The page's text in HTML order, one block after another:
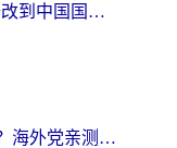
在巴西用陌陌怎么把定位修改到中国国内？海外党必看的回国加速全攻略
玩奇迹MU什么加速器好用？海外党亲测：这款加速器让你告别延迟卡顿！